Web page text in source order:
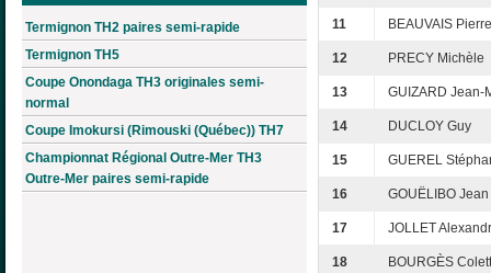
Termignon TH2 paires semi-rapide
Termignon TH5
Coupe Onondaga TH3 originales semi-
normal
Coupe Imokursi (Rimouski (Québec)) TH7
Championnat Régional Outre-Mer TH3
Outre-Mer paires semi-rapide
11 BEAUVAIS
12 PRECY Michèle
13 GUIZARD Jean-
14 DUCLOY Guy
15 GUEREL
16 GOUËLIBO Jean
17 JOLLET
18 BOURGÈS